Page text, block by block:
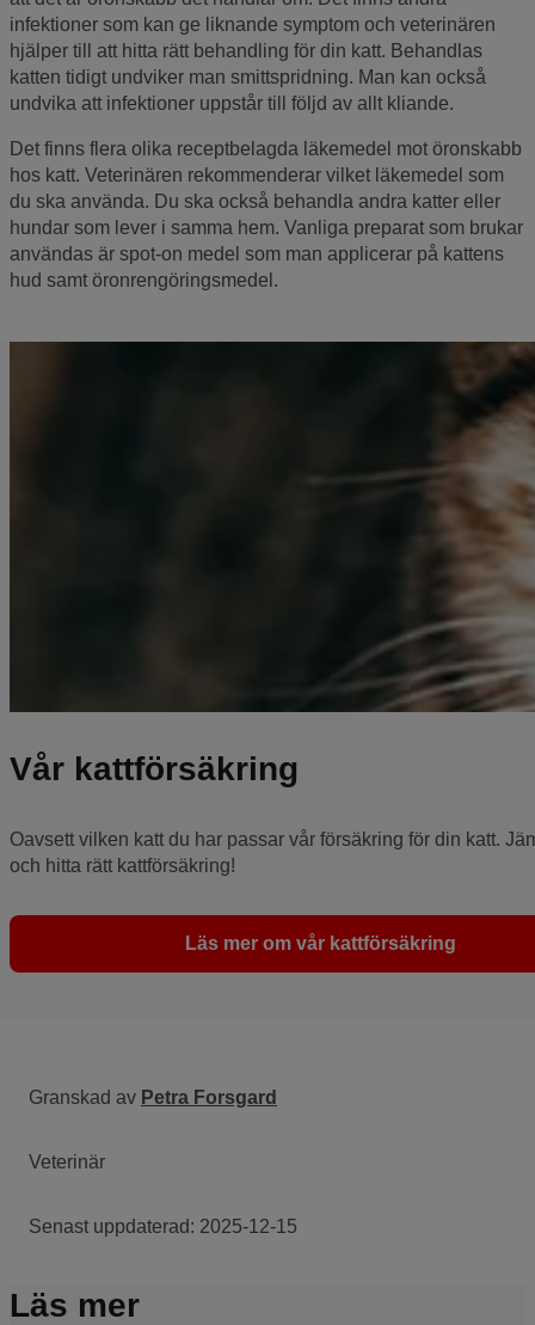
infektioner som kan ge liknande symptom och veterinären
hjälper till att hitta rätt behandling för din katt. Behandlas
katten tidigt undviker man smittspridning. Man kan också
undvika att infektioner uppstår till följd av allt kliande.
Det finns flera olika receptbelagda läkemedel mot öronskabb
hos katt. Veterinären rekommenderar vilket läkemedel som
du ska använda. Du ska också behandla andra katter eller
hundar som lever i samma hem. Vanliga preparat som brukar
användas är spot-on medel som man applicerar på kattens
hud samt öronrengöringsmedel.
Vår kattförsäkring
Oavsett vilken katt du har passar vår försäkring för din katt.
och hitta rätt kattförsäkring!
Läs mer om vår kattförsäkring
Granskad av Petra Forsgard
Veterinär
Senast uppdaterad: 2025-12-15
Läs mer